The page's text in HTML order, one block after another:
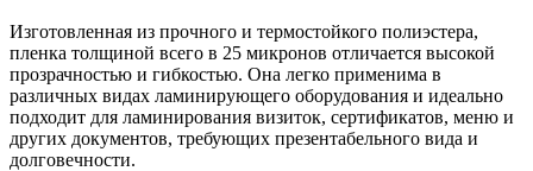
Изготовленная из прочного и термостойкого полиэстера,
пленка толщиной всего в 25 микронов отличается высокой
прозрачностью и гибкостью. Она легко применима в
различных видах ламинирующего оборудования и идеально
подходит для ламинирования визиток, сертификатов, меню и
других документов, требующих презентабельного вида и
долговечности.